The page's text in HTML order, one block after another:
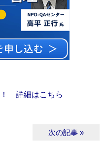
！ 詳細はこちら
次の記事 »